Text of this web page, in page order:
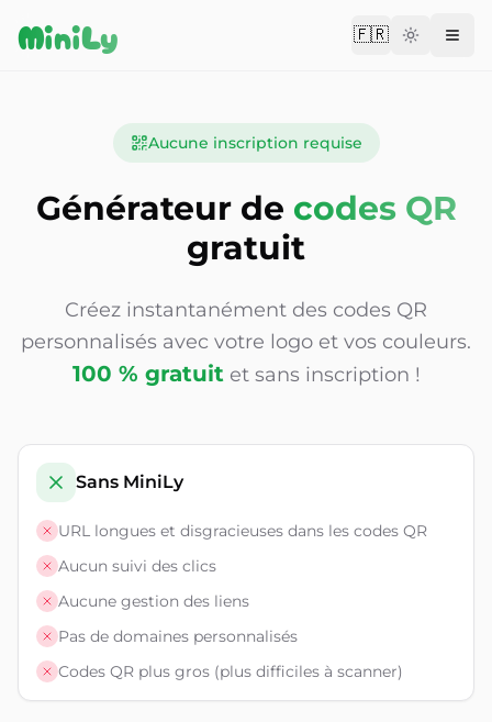
MiniLy 🇫🇷Change
Aucune inscription requise
Générateur de codes QR
gratuit
Créez instantanément des codes QR
personnalisés avec votre logo et vos couleurs.
100 % gratuit et sans inscription !
Sans MiniLy
URL longues et disgracieuses dans les codes QR
Aucun suivi des clics
Aucune gestion des liens
Pas de domaines personnalisés
Codes QR plus gros (plus difficiles à scanner)